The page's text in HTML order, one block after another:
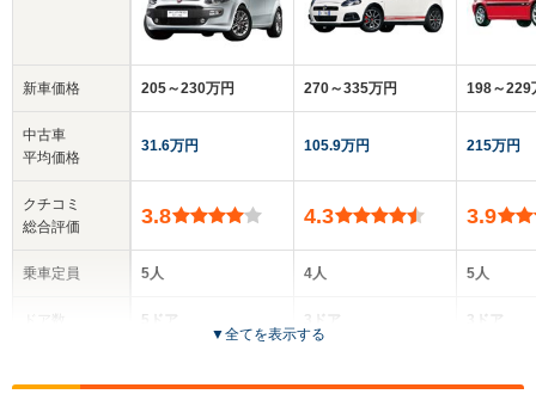
新車価格
中古車
平均価格
クチコミ
総合評価
乗車定員
205～230万円
31.6万円
3.8
5人
5ドア
全高
270～335万円
105.9万円
4.3
4人
3ドア
全高
198～229
215万円
3.9
5人
3ドア
全
▼全てを表示する